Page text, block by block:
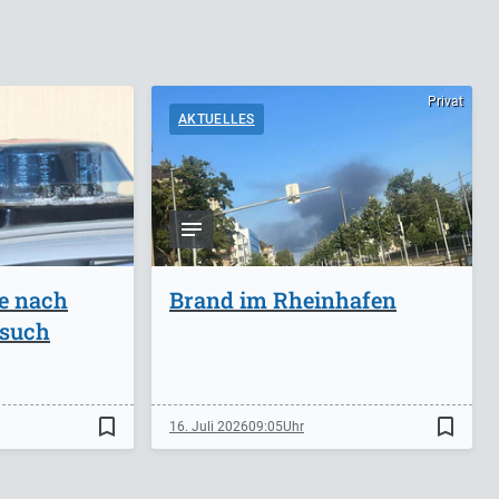
nach
bookmark_border
Privat
AKTUELLES
Brand im Rheinhafen
16. Juli 202609:05 bookmark_border